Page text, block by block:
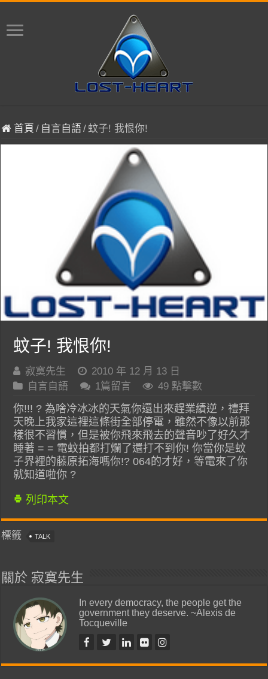
首頁 / 自言自語/蚊子! 我恨你!
蚊子! 我恨你!
寂寞先生
2010 年 12 月 13 日
自言自語
1篇留言 49 點擊數
你!!! ? 為啥冷冰冰的天氣你還出來趕業績逆，禮拜
天晚上我家這裡這條街全部停電，雖然不像以前那
樣很不習慣，但是被你飛來飛去的聲音吵了好久才
睡著 = = 電蚊拍都打爛了還打不到你! 你當你是蚊
子界裡的藤原拓海嗎你!? 064的才好，等電來了你
就知道啦你 ?
列印本文
標籤 TALK
關於 寂寞先生
In every democracy, the people get the
government they deserve. ~Alexis de
Tocqueville